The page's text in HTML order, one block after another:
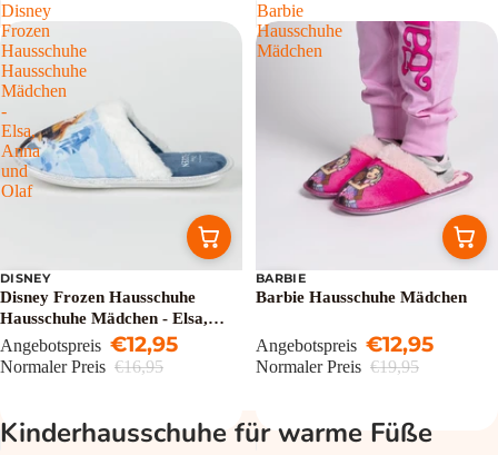
Disney
Frozen
Hausschuhe
Hausschuhe
Mädchen
-
Elsa,
Anna
und
Olaf
Sale
DISNEY
Disney Frozen Hausschuhe
Hausschuhe Mädchen - Elsa,
Anna und Olaf
Angebotspreis €12,95
Normaler Preis €16,95
Barbie
Hausschuhe
Mädchen
Sale
BARBIE
Barbie Hausschuhe Mädchen
Angebotspreis €12,95
Normaler Preis €19,95
Kinderhausschuhe für warme Füße